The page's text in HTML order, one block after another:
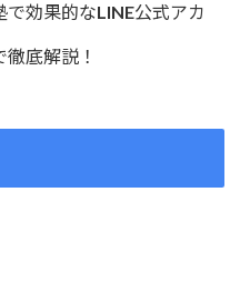
で効果的なLINE公式アカ
底解説！